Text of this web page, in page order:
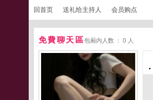
回首页 送礼给主持人 会员购点
免費聊天區包厢内人数 ： 0 人